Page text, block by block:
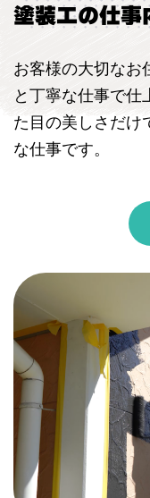
塗装工の仕事
お客様の大切なお
と丁寧な仕事で仕
た目の美しさだけ
な仕事です。